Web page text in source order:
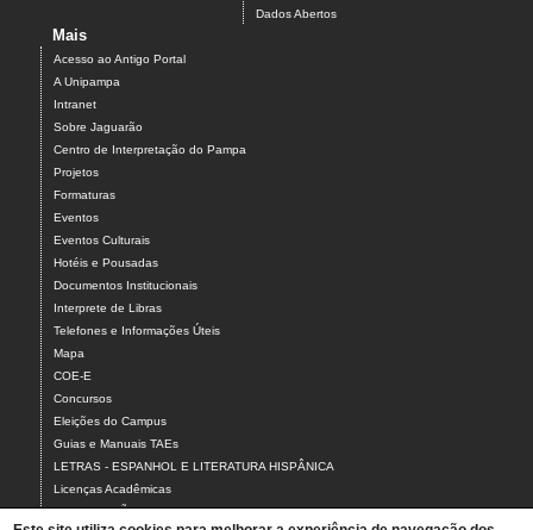
Dados Abertos
Mais
Acesso ao Antigo Portal
A Unipampa
Intranet
Sobre Jaguarão
Centro de Interpretação do Pampa
Projetos
Formaturas
Eventos
Eventos Culturais
Hotéis e Pousadas
Documentos Institucionais
Interprete de Libras
Telefones e Informações Úteis
Mapa
COE-E
Concursos
Eleições do Campus
Guias e Manuais TAEs
LETRAS - ESPANHOL E LITERATURA HISPÂNICA
Licenças Acadêmicas
MANUTENÇÃO